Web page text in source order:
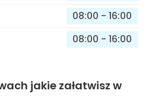
08:00 - 16:00
08:00 - 16:00
jakie załatwisz w